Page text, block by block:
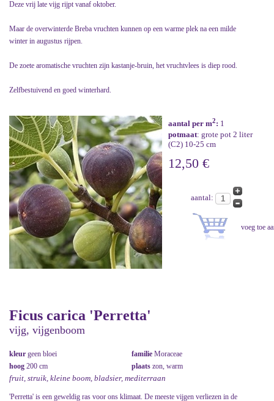
Deze vrij late vijg rijpt vanaf oktober.
Maar de overwinterde Breba vruchten kunnen op een warme plek na een milde
winter in augustus rijpen.
De zoete aromatische vruchten zijn kastanje-bruin, het vruchtvlees is diep rood.
Zelfbestuivend en goed winterhard.
aantal per m2: 1
potmaat: grote pot 2 liter
(C2) 10-25 cm
12,50 €
aantal:
Ficus carica 'Perretta'
vijg, vijgenboom
kleur geen bloei familie Moraceae
hoog 200 cm plaats zon, warm
fruit, struik, kleine boom, bladsier, mediterraan
'Perretta' is een geweldig ras voor ons klimaat. De meeste vijgen verliezen in de